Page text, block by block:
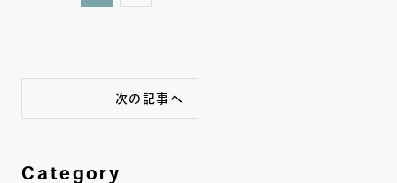
次の記事へ
Category